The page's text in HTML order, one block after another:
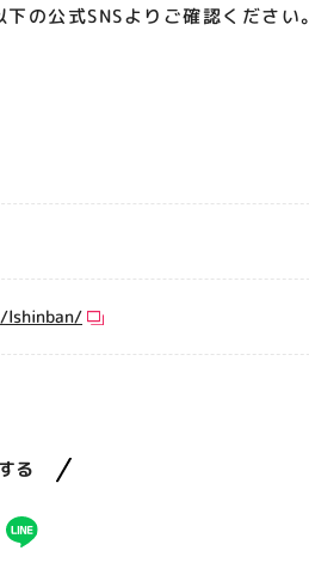
の公式SNSよりご確認ください。
る